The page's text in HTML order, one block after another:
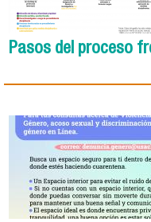
Pasos del proceso